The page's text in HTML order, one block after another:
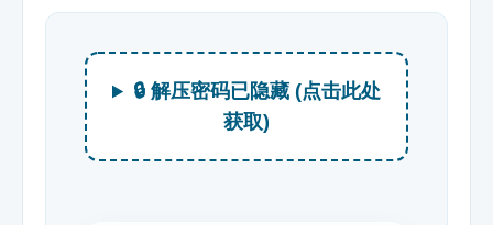
🔒 解压密码已隐藏 (点击此处
获取)